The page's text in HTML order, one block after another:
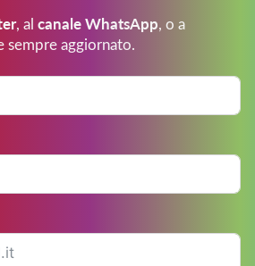
, al canale WhatsApp, o a
sempre aggiornato.